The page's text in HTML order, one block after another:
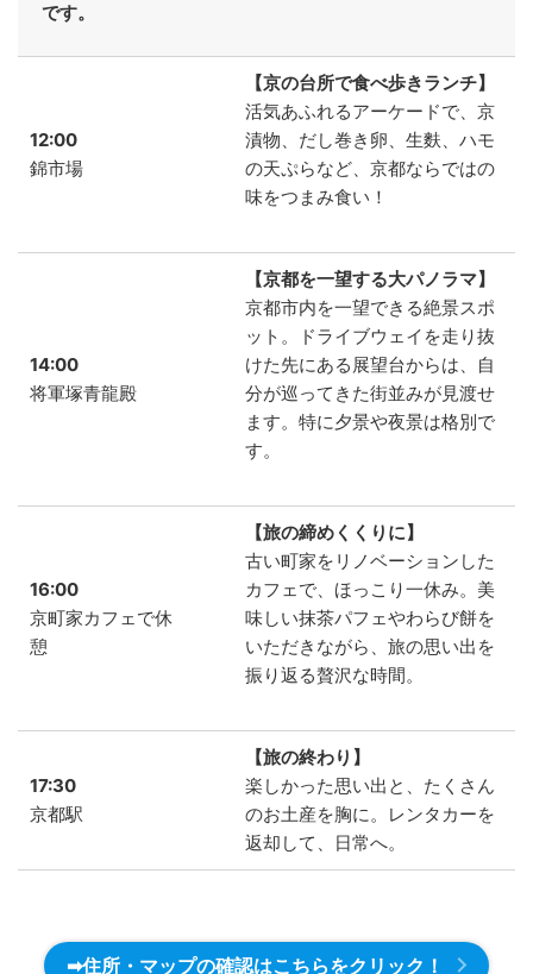
です。
12:00
錦市場
【京の台所で食べ歩きランチ】
活気あふれるアーケードで、京
漬物、だし巻き卵、生麩、ハモ
の天ぷらなど、京都ならではの
味をつまみ食い！
14:00
将軍塚青龍殿
【京都を一望する大パノラマ】
京都市内を一望できる絶景スポ
ット。ドライブウェイを走り抜
けた先にある展望台からは、自
分が巡ってきた街並みが見渡せ
ます。特に夕景や夜景は格別で
す。
16:00
京町家カフェで休
憩
【旅の締めくくりに】
古い町家をリノベーションした
カフェで、ほっこり一休み。美
味しい抹茶パフェやわらび餅を
いただきながら、旅の思い出を
振り返る贅沢な時間。
17:30
京都駅
【旅の終わり】
楽しかった思い出と、たくさん
のお土産を胸に。レンタカーを
返却して、日常へ。
➡住所・マップの確認はこちらをクリック！